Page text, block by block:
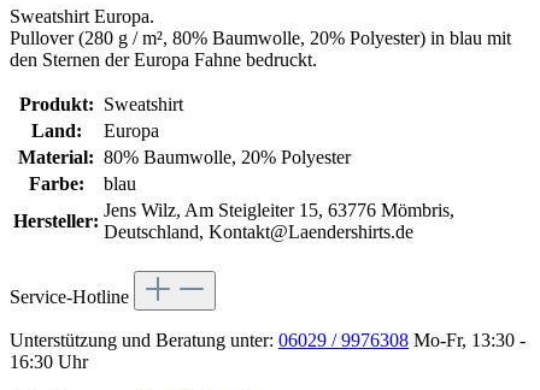
Sweatshirt Europa.
Pullover (280 g / m², 80% Baumwolle, 20% Polyester) in blau mit
den Sternen der Europa Fahne bedruckt.
Produkt: Sweatshirt
Land:
Europa
Material: 80% Baumwolle, 20% Polyester
Farbe:
blau
Hersteller:
Jens Wilz, Am Steigleiter 15, 63776 Mömbris,
Deutschland, Kontakt@Laendershirts.de
Service-Hotline
Unterstützung und Beratung unter: 06029 / 9976308 Mo-Fr, 13:30 -
16:30 Uhr